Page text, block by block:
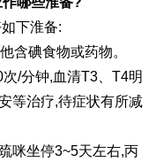
下淮备:
含碘食物或药物。
/分钟,血清T3、T4明
等治疗,待症状有所减
咪坐停3~5天左右,丙